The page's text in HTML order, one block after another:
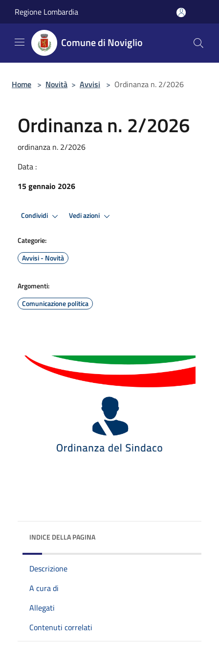
Regione Lombardia
Comune di Noviglio
Home > Novità > Avvisi > Ordinanza n. 2/2026
Ordinanza n. 2/2026
ordinanza n. 2/2026
Data :
15 gennaio 2026
Condividi Vedi azioni
Categorie:
Avvisi - Novità
Argomenti:
Comunicazione politica
INDICE DELLA PAGINA
Descrizione
A cura di
Allegati
Contenuti correlati